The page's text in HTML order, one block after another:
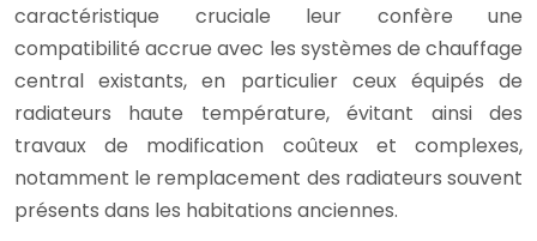
caractéristique cruciale leur confère une
compatibilité accrue avec les systèmes de chauffage
central existants, en particulier ceux équipés de
radiateurs haute température, évitant ainsi des
travaux de modification coûteux et complexes,
notamment le remplacement des radiateurs souvent
présents dans les habitations anciennes.